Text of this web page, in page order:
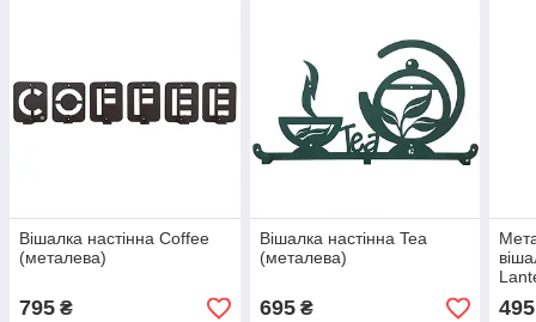
Вішалка настінна Coffee
(металева)
795 ₴
Вішалка настінна Tea
(металева)
695₴ 495